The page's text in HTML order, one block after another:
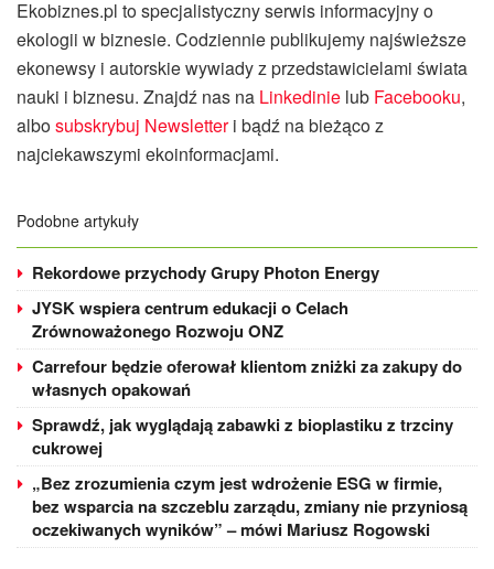
Ekobiznes.pl to specjalistyczny serwis informacyjny o
ekologii w biznesie. Codziennie publikujemy najświeższe
ekonewsy i autorskie wywiady z przedstawicielami świata
nauki i biznesu. Znajdź nas na Linkedinie lub Facebooku,
albosubskrybuj Newsletteri bądź na bieżąco z
najciekawszymi ekoinformacjami.
Podobne artykuły
Rekordowe przychody Grupy Photon Energy
JYSK wspiera centrum edukacji o Celach
Zrównoważonego Rozwoju ONZ
Carrefour będzie oferował klientom zniżki za zakupy do
własnych opakowań
Sprawdź, jak wyglądają zabawki z bioplastiku z trzciny
cukrowej
„Bez zrozumienia czym jest wdrożenie ESG w firmie,
bez wsparcia na szczeblu zarządu, zmiany nie przyniosą
oczekiwanych wyników” – mówi Mariusz Rogowski